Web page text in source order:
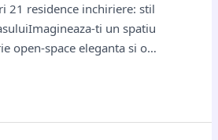
21 residence inchiriere: stil
ti un spatiu
open-space eleganta si o…